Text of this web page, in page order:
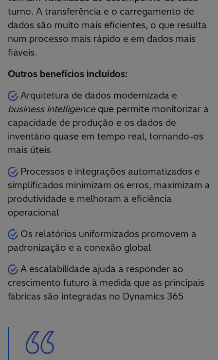
turno. A transferência e o carregamento de
dados são muito mais eficientes, o que resulta
num processo mais rápido e em dados mais
fiáveis.
Outros benefícios incluídos:
Arquitetura de dados modernizada e
business intelligenceque permite monitorizar a
capacidade de produção e os dados de
inventário quase em tempo real, tornando-os
mais úteis
Processos e integrações automatizados e
simplificados minimizam os erros, maximizam a
produtividade e melhoram a eficiência
operacional
Os relatórios uniformizados promovem a
padronização e a conexão global
A escalabilidade ajuda a responder ao
crescimento futuro à medida que as principais
fábricas são integradas no Dynamics 365